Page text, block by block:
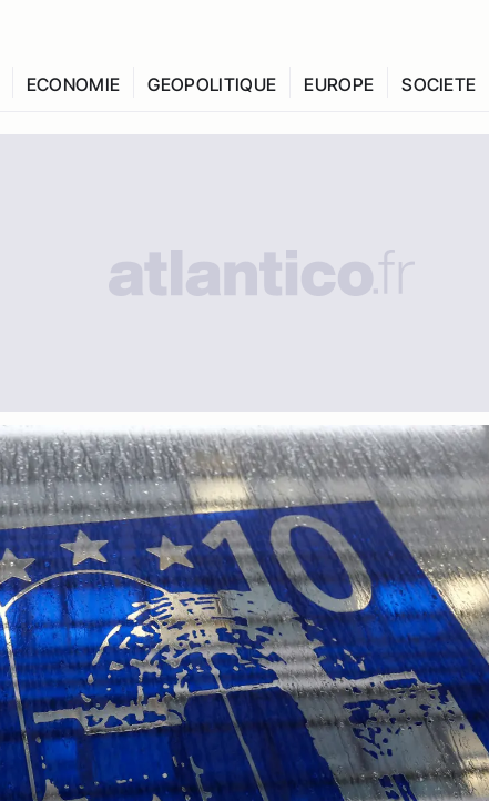
ECONOMIE GEOPOLITIQUE EUROPE SOCIETE